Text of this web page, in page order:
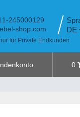
DE
245000129
shop.com
für Private Endkunden
0